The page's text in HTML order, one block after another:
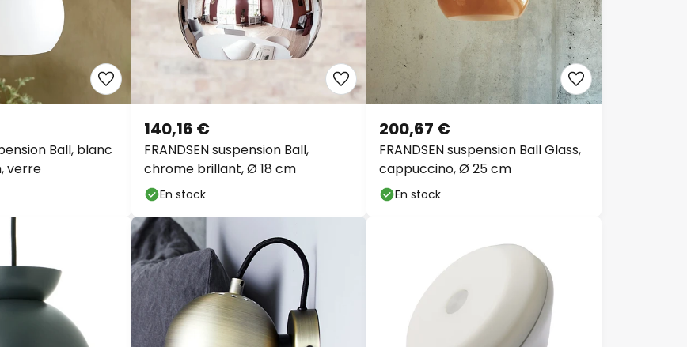
Ball, blanc
verre
FRANDSEN suspension Ball,
chrome brillant, Ø 18 cm
140,16 €
En stock
FRANDSEN suspension Ball Glass,
cappuccino, Ø 25 cm
200,67 €
En stock